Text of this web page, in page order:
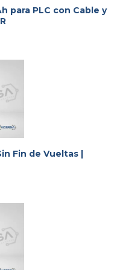
para PLC con Cable y
Fin de Vueltas |